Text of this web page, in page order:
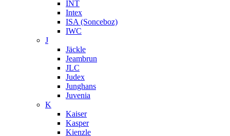
INT
Intex
ISA (Sonceboz)
IWC
J
Jäckle
Jeambrun
JLC
Judex
Junghans
Juvenia
K
Kaiser
Kasper
Kienzle